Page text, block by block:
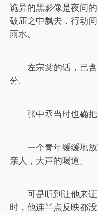
诡异的黑影像是夜间
破庙之中飘去，行动
雨水。
左宗棠的话，已
分。
张中丞当时也确
一个青年缓缓地
亲人，大声的喝道。
可是听到让他来
时，他连半点反映都没